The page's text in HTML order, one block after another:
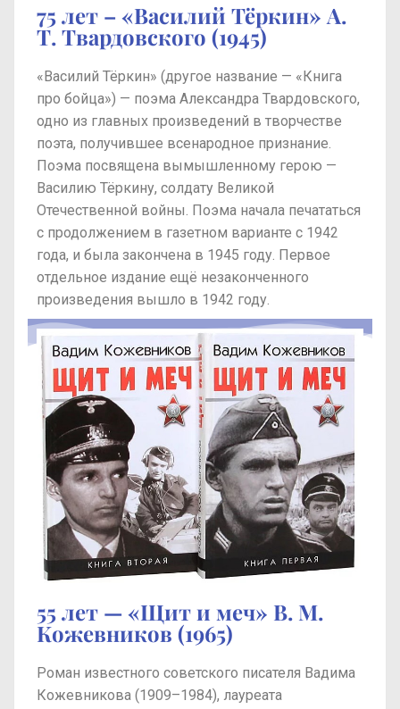
75 лет – «Василий Тёркин» А.
Т. Твардовского (1945)
«Василий Тёркин» (другое название — «Книга
про бойца») — поэма Александра Твардовского,
одно из главных произведений в творчестве
поэта, получившее всенародное признание.
Поэма посвящена вымышленному герою —
Василию Тёркину, солдату Великой
Отечественной войны. Поэма начала печататься
с продолжением в газетном варианте с 1942
года, и была закончена в 1945 году. Первое
отдельное издание ещё незаконченного
произведения вышло в 1942 году.
55 лет — «Щит и меч» В. М.
Кожевников (1965)
Роман известного советского писателя Вадима
Кожевникова (1909–1984), лауреата